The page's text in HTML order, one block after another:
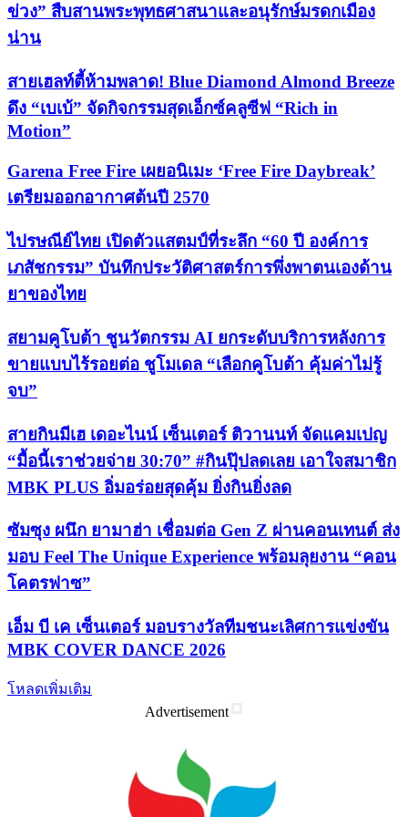
ข่วง” สืบสานพระพุทธศาสนาและอนุรักษ์มรดกเมือง
น่าน
สายเฮลท์ตี้ห้ามพลาด! Blue Diamond Almond Breeze
ดึง “เบเบ้” จัดกิจกรรมสุดเอ็กซ์คลูซีฟ “Rich in
Motion”
Garena Free Fire เผยอนิเมะ ‘Free Fire Daybreak’
เตรียมออกอากาศต้นปี 2570
ไปรษณีย์ไทย เปิดตัวแสตมป์ที่ระลึก “60 ปี องค์การ
เภสัชกรรม” บันทึกประวัติศาสตร์การพึ่งพาตนเองด้าน
ยาของไทย
สยามคูโบต้า ชูนวัตกรรม AI ยกระดับบริการหลังการ
ขายแบบไร้รอยต่อ ชูโมเดล “เลือกคูโบต้า คุ้มค่าไม่รู้
จบ”
สายกินมีเฮ เดอะไนน์ เซ็นเตอร์ ติวานนท์ จัดแคมเปญ
“มื้อนี้เราช่วยจ่าย 30:70” #กินปุ๊ปลดเลย เอาใจสมาชิก
MBK PLUS อิ่มอร่อยสุดคุ้ม ยิ่งกินยิ่งลด
ซัมซุง ผนึก ยามาฮ่า เชื่อมต่อ Gen Z ผ่านคอนเทนต์ ส่ง
มอบ Feel The Unique Experience พร้อมลุยงาน “คอน
โคตรฟาซ”
เอ็ม บี เค เซ็นเตอร์ มอบรางวัลทีมชนะเลิศการแข่งขัน
MBK COVER DANCE 2026
โหลดเพิ่มเติม
Advertisement